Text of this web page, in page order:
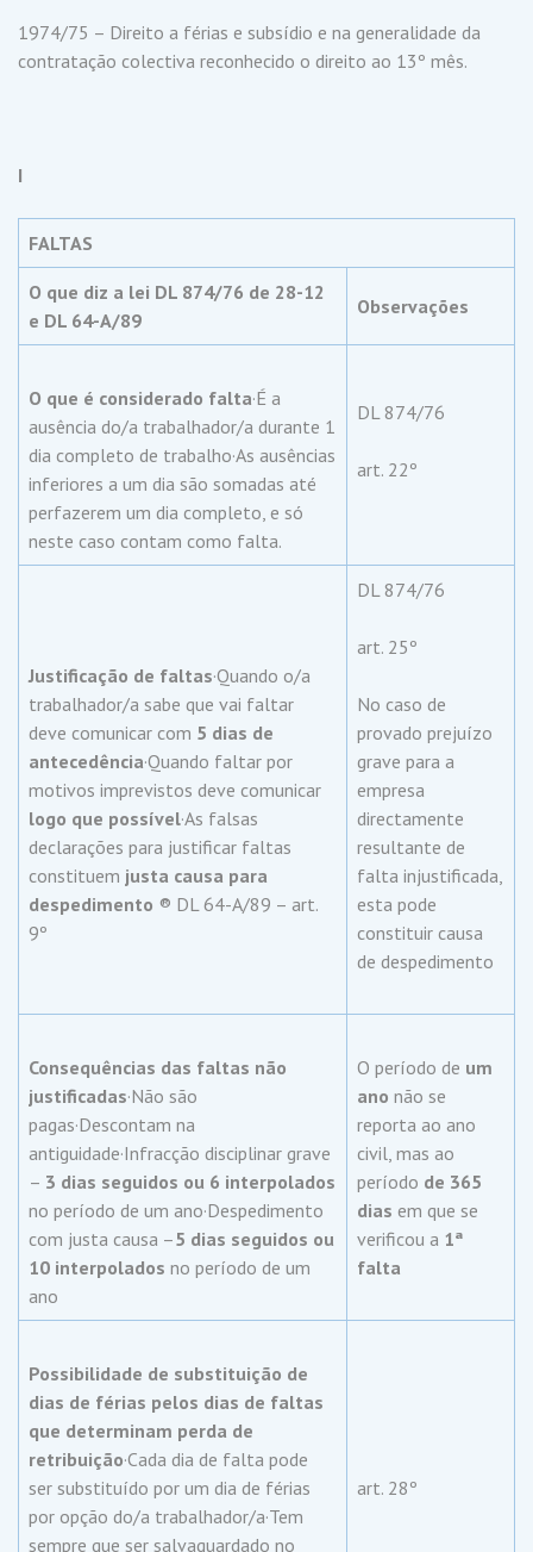
1974/75 – Direito a férias e subsídio e na generalidade da
contratação colectiva reconhecido o direito ao 13º mês.
I
FALTAS
O que diz a lei DL 874/76 de 28-12
e DL 64-A/89
Observações
O que é considerado falta·É a
ausência do/a trabalhador/a durante 1
dia completo de trabalho·As ausências
inferiores a um dia são somadas até
perfazerem um dia completo, e só
neste caso contam como falta.
DL 874/76
art. 22º
Justificação de faltas·Quando o/a
trabalhador/a sabe que vai faltar
deve comunicar com 5 dias de
antecedência·Quando faltar por
motivos imprevistos deve comunicar
logo que possível·As falsas
declarações para justificar faltas
constituem justa causa para
despedimento ® DL 64-A/89 – art.
9º
DL 874/76
art. 25º
No caso de
provado prejuízo
grave para a
empresa
directamente
resultante de
falta injustificada,
esta pode
constituir causa
de despedimento
Consequências das faltas não
justificadas·Não são
pagas·Descontam na
antiguidade·Infracção disciplinar grave
– 3 dias seguidos ou 6 interpolados
no período de um ano·Despedimento
com justa causa –5 dias seguidos ou
10 interpoladosno período de um
ano
O período de um
ano não se
reporta ao ano
civil, mas ao
período de 365
dias em que se
verificou a 1ª
falta
Possibilidade de substituição de
dias de férias pelos dias de faltas
que determinam perda de
retribuição·Cada dia de falta pode
ser substituído por um dia de férias
por opção do/a trabalhador/a·Tem
sempre que ser salvaguardado no
art. 28º